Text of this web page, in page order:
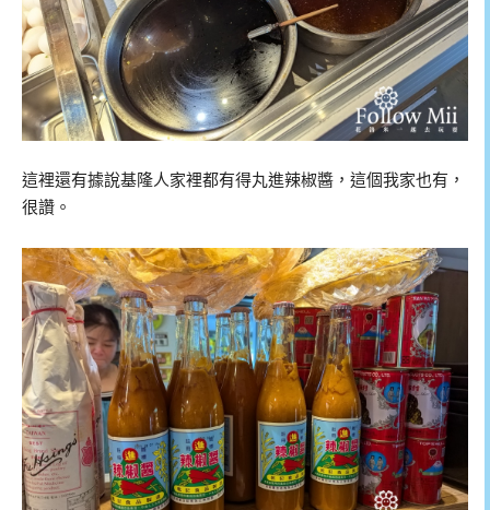
這裡還有據說基隆人家裡都有得丸進辣椒醬，這個我家也有，
很讚。